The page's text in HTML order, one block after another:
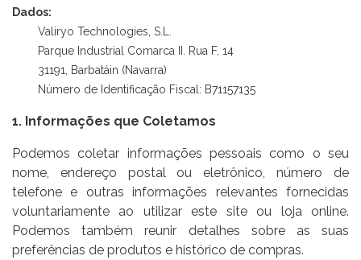
Dados:
Valiryo Technologies, S.L.
Parque Industrial Comarca II. Rua F, 14
31191, Barbatáin (Navarra)
Número de Identificação Fiscal: B71157135
1. Informações que Coletamos
Podemos coletar informações pessoais como o seu
nome, endereço postal ou eletrônico, número de
telefone e outras informações relevantes fornecidas
voluntariamente ao utilizar este site ou loja online.
Podemos também reunir detalhes sobre as suas
preferências de produtos e histórico de compras.